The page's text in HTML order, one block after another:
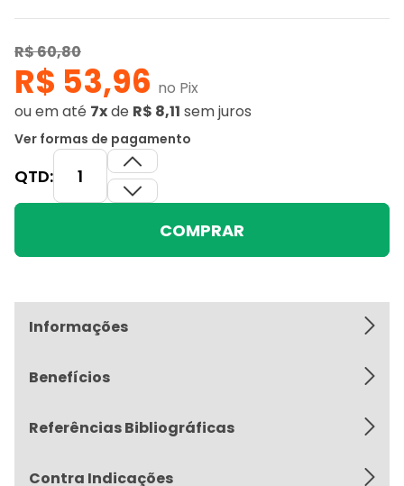
R$ 60,80
R$ 53,96 no Pix
ouem até 7xde R$ 8,11 sem juros
Ver formas de pagamento
QTD:
COMPRAR
Informações
Benefícios
Referências Bibliográficas
Contra Indicações